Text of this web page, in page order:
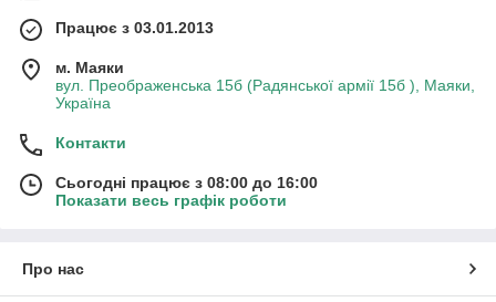
Працює з 03.01.2013
м. Маяки
вул. Преображенська 15б (Радянської армії 15б ), Маяки,
Україна
Контакти
Сьогодні працює з 08:00 до 16:00
Показати весь графік роботи
Про нас